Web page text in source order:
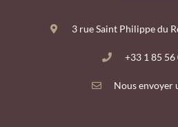
3 rue Saint Philippe du
+33 1 85 56
Nous envoyer